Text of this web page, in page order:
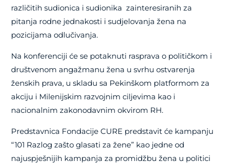
različitih sudionica i sudionika zainteresiranih za
pitanja rodne jednakosti i sudjelovanja žena na
pozicijama odlučivanja.
Na konferenciji će se potaknuti rasprava o političkom i
društvenom angažmanu žena u svrhu ostvarenja
ženskih prava, u skladu sa Pekinškom platformom za
akciju i Milenijskim razvojnim ciljevima kao i
nacionalnim zakonodavnim okvirom RH.
Predstavnica Fondacije CURE predstavit će kampanju
“101 Razlog zašto glasati za žene” kao jedne od
najuspješnijih kampanja za promidžbu žena u politici